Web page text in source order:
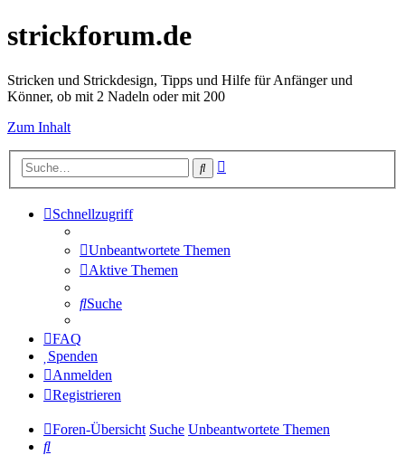
strickforum.de
Stricken und Strickdesign, Tipps und Hilfe für Anfänger und
Könner, ob mit 2 Nadeln oder mit 200
Zum Inhalt
Suche
Schnellzugriff
Unbeantwortete Themen
Aktive Themen
Suche
FAQ
Spenden
Anmelden
Registrieren
Foren-Übersicht Suche Unbeantwortete Themen
Suche